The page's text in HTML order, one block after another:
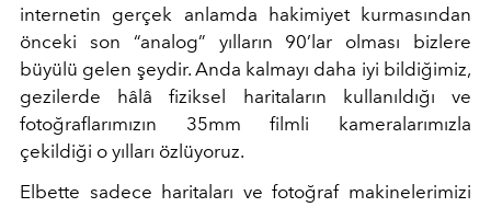
internetin gerçek anlamda hakimiyet kurmasından
önceki son “analog” yılların 90’lar olması bizlere
büyülü gelen şeydir. Anda kalmayı daha iyi bildiğimiz,
gezilerde hâlâ fiziksel haritaların kullanıldığı ve
fotoğraflarımızın 35mm filmli kameralarımızla
çekildiği o yılları özlüyoruz.
Elbette sadece haritaları ve fotoğraf makinelerimizi